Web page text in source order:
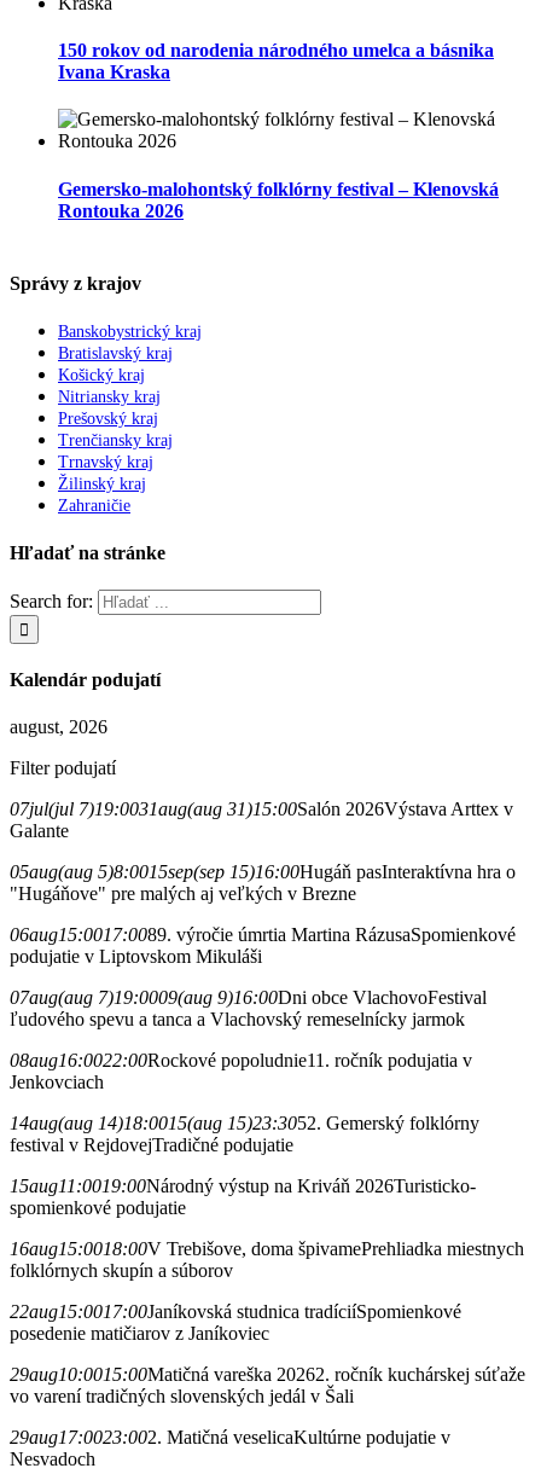
150 rokov od narodenia národného umelca a básnika
Ivana Kraska
Gemersko-malohontský folklórny festival – Klenovská
Rontouka 2026
Správy z krajov
Banskobystrický kraj
Bratislavský kraj
Košický kraj
Nitriansky kraj
Prešovský kraj
Trenčiansky kraj
Trnavský kraj
Žilinský kraj
Zahraničie
Hľadať na stránke
Search for:
Kalendár podujatí
august, 2026
Filter podujatí
07jul(jul 7)19:0031aug(aug 31)15:00Salón 2026Výstava Arttex v
Galante
05aug(aug 5)8:0015sep(sep 15)16:00Hugáň pasInteraktívna hra o
"Hugáňove" pre malých aj veľkých v Brezne
06aug15:0017:0089. výročie úmrtia Martina RázusaSpomienkové
podujatie v Liptovskom Mikuláši
07aug(aug 7)19:0009(aug 9)16:00Dni obce VlachovoFestival
ľudového spevu a tanca a Vlachovský remeselnícky jarmok
08aug16:0022:00Rockové popoludnie11. ročník podujatia v
Jenkovciach
14aug(aug 14)18:0015(aug 15)23:3052. Gemerský folklórny
festival v RejdovejTradičné podujatie
15aug11:0019:00Národný výstup na Kriváň 2026Turisticko-
spomienkové podujatie
16aug15:0018:00V Trebišove, doma špivamePrehliadka miestnych
folklórnych skupín a súborov
22aug15:0017:00Janíkovská studnica tradíciíSpomienkové
posedenie matičiarov z Janíkoviec
29aug10:0015:00Matičná vareška 20262. ročník kuchárskej súťaže
vo varení tradičných slovenských jedál v Šali
29aug17:0023:002. Matičná veselicaKultúrne podujatie v
Nesvadoch